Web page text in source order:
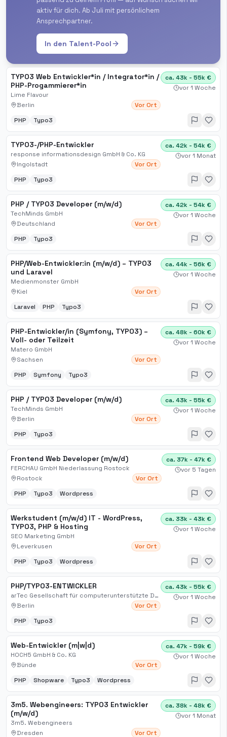
aktiv für dich. Ab Juli mit persönlichem
Ansprechpartner.
In den Talent-Pool
TYPO3 Web Entwickler*in / Integrator*in /
PHP-Progammierer*in
Lime Flavour
Berlin
Vor Ort
ca. 43k - 55k €
vor 1 Woche
PHP Typo3
TYPO3-/PHP-Entwickler
response informationsdesign GmbH & Co. KG
Ingolstadt
Vor Ort
ca. 42k - 54k €
vor 1 Monat
PHP Typo3
PHP / TYPO3 Developer (m/w/d)
TechMinds GmbH
Deutschland
Vor Ort
ca. 42k - 54k €
vor 1 Woche
PHP Typo3
PHP/Web-Entwickler:in (m/w/d) – TYPO3
und Laravel
Medienmonster GmbH
Kiel
Vor Ort
ca. 44k - 56k €
vor 1 Woche
Laravel PHP Typo3
PHP-Entwickler/in (Symfony, TYPO3) –
Voll- oder Teilzeit
Matero GmbH
Sachsen
Vor Ort
ca. 48k - 60k €
vor 1 Woche
PHP Symfony Typo3
PHP / TYPO3 Developer (m/w/d)
TechMinds GmbH
Berlin
Vor Ort
ca. 43k - 55k €
vor 1 Woche
PHP Typo3
Frontend Web Developer (m/w/d)
FERCHAU GmbH Niederlassung Rostock
Rostock
Vor Ort
ca. 37k - 47k €
vor 5 Tagen
PHP Typo3 Wordpress
Werkstudent (m/w/d) IT - WordPress,
TYPO3, PHP & Hosting
SEO Marketing GmbH
Leverkusen
Vor Ort
ca. 33k - 43k €
vor 1 Woche
PHP Typo3 Wordpress
PHP/TYPO3-ENTWICKLER
arTec Gesellschaft für computerunterstützte Darstellungstechnik mbH
Berlin
Vor Ort
ca. 43k - 55k €
vor 1 Woche
PHP Typo3
Web-Entwickler (m|w|d)
HOCH5 GmbH & Co. KG
Bünde
Vor Ort
ca. 47k - 59k €
vor 1 Woche
PHP Shopware Typo3 Wordpress
3m5. Webengineers: TYPO3 Entwickler
(m/w/d)
3m5. Webengineers
Dresden
Vor Ort
ca. 38k - 48k €
vor 1 Monat